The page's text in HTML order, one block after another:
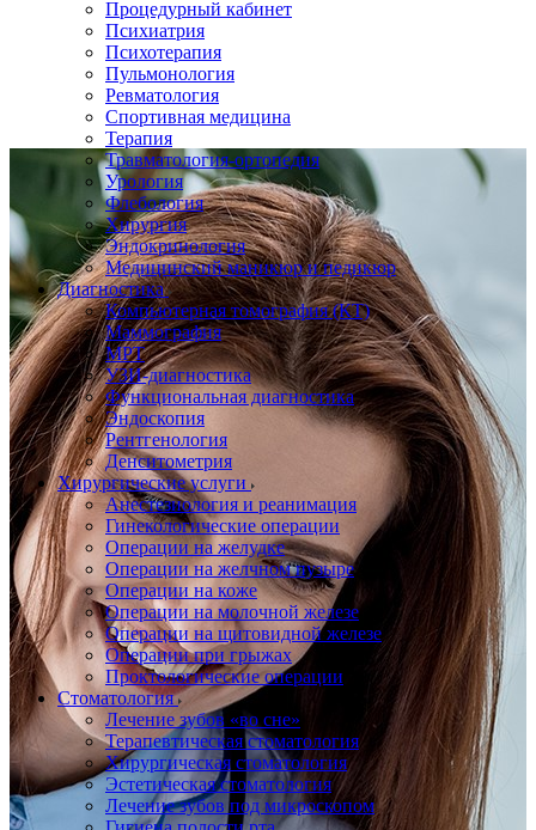
Процедурный кабинет
Психиатрия
Психотерапия
Пульмонология
Ревматология
Спортивная медицина
Терапия
Травматология-ортопедия
Урология
Флебология
Хирургия
Эндокринология
Медицинский маникюр и педикюр
Диагностика
Компьютерная томография (КТ)
Маммография
МРТ
УЗИ-диагностика
Функциональная диагностика
Эндоскопия
Рентгенология
Денситометрия
Хирургические услуги
Анестезиология и реанимация
Гинекологические операции
Операции на желудке
Операции на желчном пузыре
Операции на коже
Операции на молочной железе
Операции на щитовидной железе
Операции при грыжах
Проктологические операции
Стоматология
Лечение зубов «во сне»
Терапевтическая стоматология
Хирургическая стоматология
Эстетическая стоматология
Лечение зубов под микроскопом